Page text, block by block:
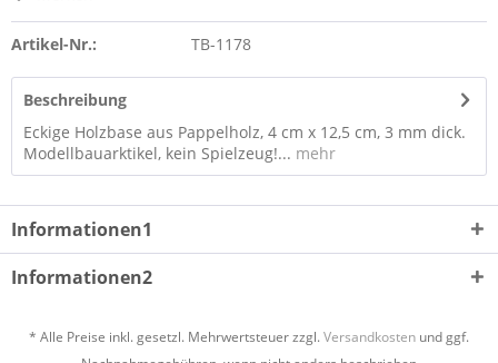
Artikel-Nr.: TB-1178
Beschreibung
Eckige Holzbase aus Pappelholz, 4 cm x 12,5 cm, 3 mm dick.
Modellbauarktikel, kein Spielzeug!... mehr
Informationen1
Informationen2
* Alle Preise inkl. gesetzl. Mehrwertsteuer zzgl.Versandkosten und ggf.